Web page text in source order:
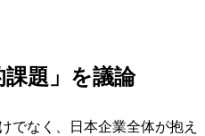
課題」を議論
でなく、日本企業全体が抱え